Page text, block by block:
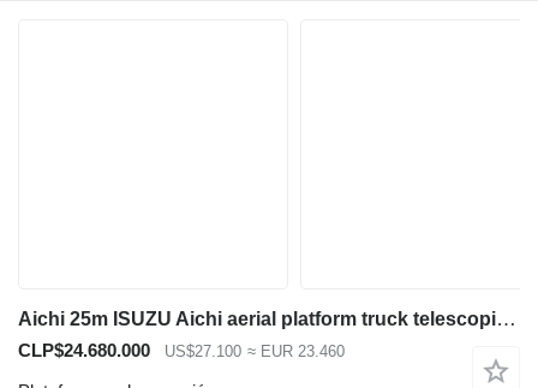
Aichi 25m ISUZU Aichi aerial platform truck telescopic boom Aichi truc
CLP$24.680.000 US$27.100 ≈ EUR 23.460